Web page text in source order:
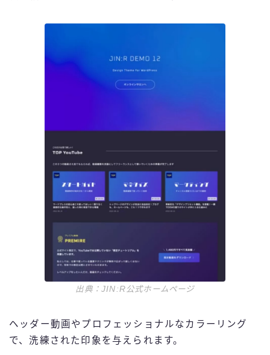
出典：JIN:R公式ホームページ
ヘッダー動画やプロフェッショナルなカラーリング
で、洗練された印象を与えられます。